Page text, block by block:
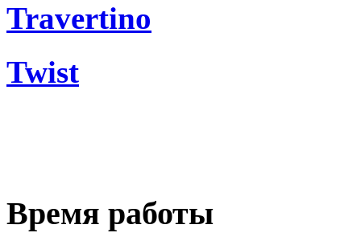
Travertino
Twist
Время работы